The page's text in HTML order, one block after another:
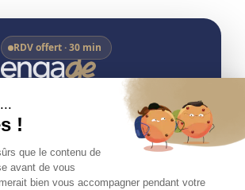
RDV offert · 30 min
Réservez votre entretien
stratégique offert.
30 minutes pour échanger sur votre projet
en Andorre : fiscalité, conformité,
installation. Confidentiel et sans
engagement.